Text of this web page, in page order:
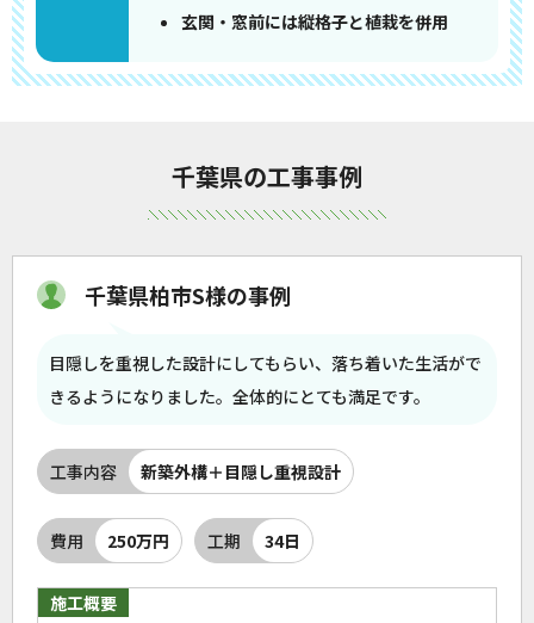
玄関・窓前には縦格子と植栽を併用
千葉県の工事事例
千葉県柏市S様の事例
目隠しを重視した設計にしてもらい、落ち着いた生活がで
きるようになりました。全体的にとても満足です。
工事内容 新築外構＋目隠し重視設計
費用 250万円 工期 34日
施工概要